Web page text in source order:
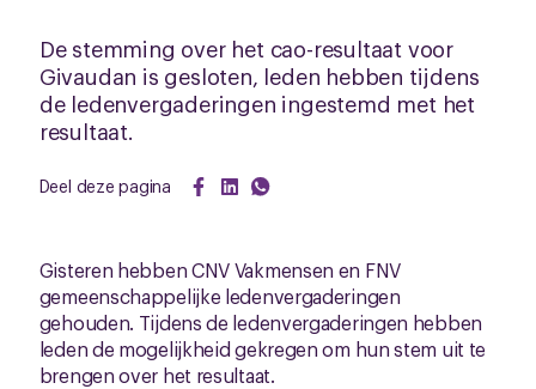
De stemming over het cao-resultaat voor
Givaudan is gesloten, leden hebben tijdens
de ledenvergaderingen ingestemd met het
resultaat.
Deel deze pagina
Gisteren hebben CNV Vakmensen en FNV
gemeenschappelijke ledenvergaderingen
gehouden. Tijdens de ledenvergaderingen hebben
leden de mogelijkheid gekregen om hun stem uit te
brengen over het resultaat.